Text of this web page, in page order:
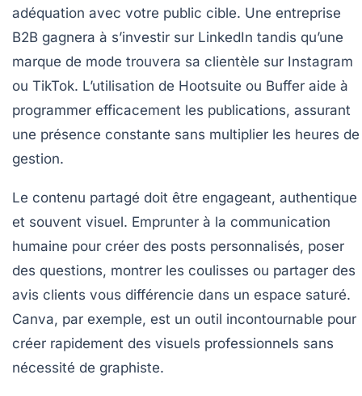
adéquation avec votre public cible. Une entreprise
B2B gagnera à s’investir sur LinkedIn tandis qu’une
marque de mode trouvera sa clientèle sur Instagram
ou TikTok. L’utilisation de Hootsuite ou Buffer aide à
programmer efficacement les publications, assurant
une présence constante sans multiplier les heures de
gestion.
Le contenu partagé doit être engageant, authentique
et souvent visuel. Emprunter à la communication
humaine pour créer des posts personnalisés, poser
des questions, montrer les coulisses ou partager des
avis clients vous différencie dans un espace saturé.
Canva, par exemple, est un outil incontournable pour
créer rapidement des visuels professionnels sans
nécessité de graphiste.